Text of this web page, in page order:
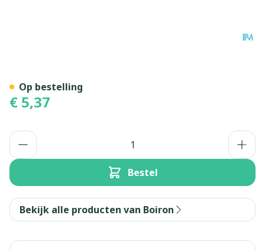
€ 5,37
Aantal
Bestel
Op bestelling
Bekijk alle producten van Boiron